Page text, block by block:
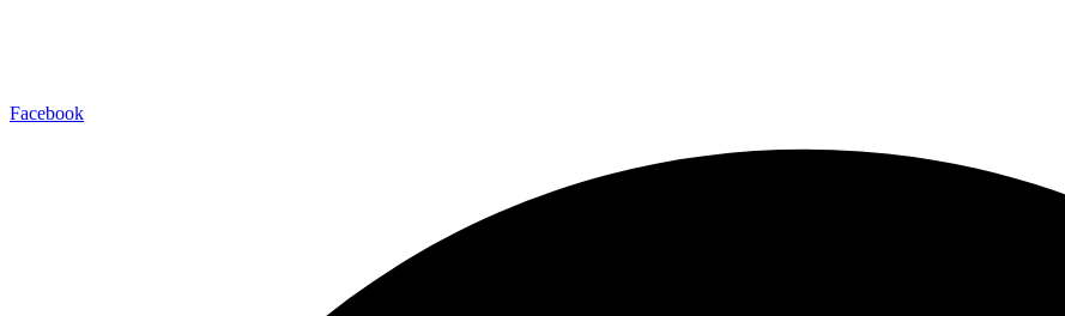
Facebook